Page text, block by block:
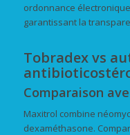
ordonnance
garantissant la
Tobradex vs
Comparaison
Maxitrol combine
dexaméthasone.